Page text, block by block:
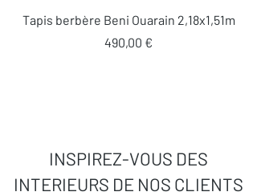
Tapis berbère Beni Ouarain 2,18x1,51m
Prix
490,00 €
INSPIREZ-VOUS DES
INTERIEURS DE NOS CLIENTS